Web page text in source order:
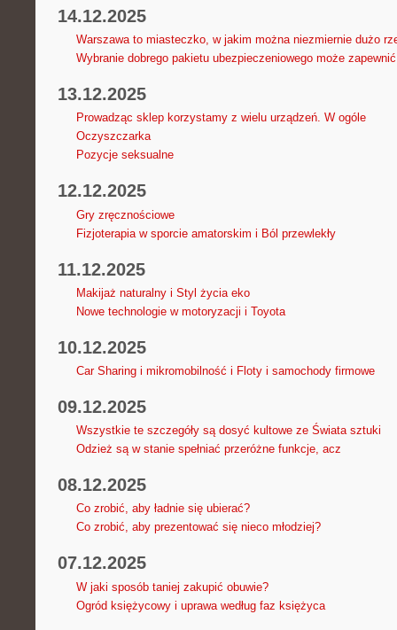
14.12.2025
Warszawa to miasteczko, w jakim można niezmiernie dużo
Wybranie dobrego pakietu ubezpieczeniowego może
13.12.2025
Prowadząc sklep korzystamy z wielu urządzeń. W ogóle
Oczyszczarka
Pozycje seksualne
12.12.2025
Gry zręcznościowe
Fizjoterapia w sporcie amatorskim i Ból przewlekły
11.12.2025
Makijaż naturalny i Styl życia eko
Nowe technologie w motoryzacji i Toyota
10.12.2025
Car Sharing i mikromobilność i Floty i samochody firmowe
09.12.2025
Wszystkie te szczegóły są dosyć kultowe ze Świata sztuki
Odzież są w stanie spełniać przeróżne funkcje, acz
08.12.2025
Co zrobić, aby ładnie się ubierać?
Co zrobić, aby prezentować się nieco młodziej?
07.12.2025
W jaki sposób taniej zakupić obuwie?
Ogród księżycowy i uprawa według faz księżyca